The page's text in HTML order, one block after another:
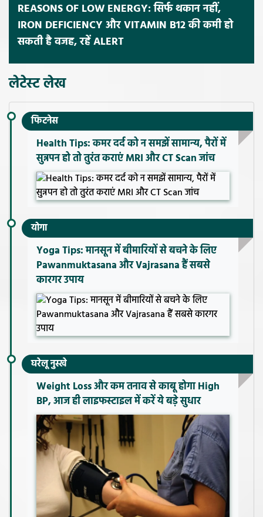
REASONS OF LOW ENERGY: सिर्फ थकान नहीं,
IRON DEFICIENCY और VITAMIN B12 की कमी हो
सकती है वजह, रहें ALERT
लेटेस्ट लेख
फिटनेस
Health Tips: कमर दर्द को न समझें सामान्य, पैरों में
सुन्नपन हो तो तुरंत कराएं MRI और CT Scan जांच
योगा
Yoga Tips: मानसून में बीमारियों से बचने के लिए
Pawanmuktasana और Vajrasana हैं सबसे
कारगर उपाय
घरेलू नुस्खे
Weight Loss और कम तनाव से काबू होगा High
BP, आज ही लाइफस्टाइल में करें ये बड़े सुधार